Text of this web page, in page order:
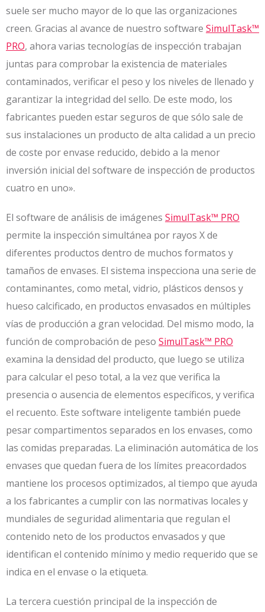
suele ser mucho mayor de lo que las organizaciones
creen. Gracias al avance de nuestro software SimulTask™
PRO, ahora varias tecnologías de inspección trabajan
juntas para comprobar la existencia de materiales
contaminados, verificar el peso y los niveles de llenado y
garantizar la integridad del sello. De este modo, los
fabricantes pueden estar seguros de que sólo sale de
sus instalaciones un producto de alta calidad a un precio
de coste por envase reducido, debido a la menor
inversión inicial del software de inspección de productos
cuatro en uno».
El software de análisis de imágenes SimulTask™ PRO
permite la inspección simultánea por rayos X de
diferentes productos dentro de muchos formatos y
tamaños de envases. El sistema inspecciona una serie de
contaminantes, como metal, vidrio, plásticos densos y
hueso calcificado, en productos envasados en múltiples
vías de producción a gran velocidad. Del mismo modo, la
función de comprobación de peso SimulTask™ PRO
examina la densidad del producto, que luego se utiliza
para calcular el peso total, a la vez que verifica la
presencia o ausencia de elementos específicos, y verifica
el recuento. Este software inteligente también puede
pesar compartimentos separados en los envases, como
las comidas preparadas. La eliminación automática de los
envases que quedan fuera de los límites preacordados
mantiene los procesos optimizados, al tiempo que ayuda
a los fabricantes a cumplir con las normativas locales y
mundiales de seguridad alimentaria que regulan el
contenido neto de los productos envasados y que
identifican el contenido mínimo y medio requerido que se
indica en el envase o la etiqueta.
La tercera cuestión principal de la inspección de